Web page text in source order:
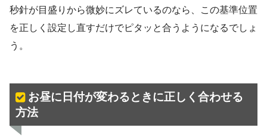
秒針が目盛りから微妙にズレているのなら、この基準位置
を正しく設定し直すだけでピタッと合うようになるでしょ
う。
お昼に日付が変わるときに正しく合わせる
方法